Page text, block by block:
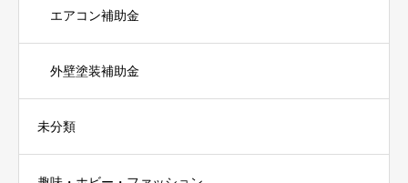
エアコン補助金
外壁塗装補助金
未分類